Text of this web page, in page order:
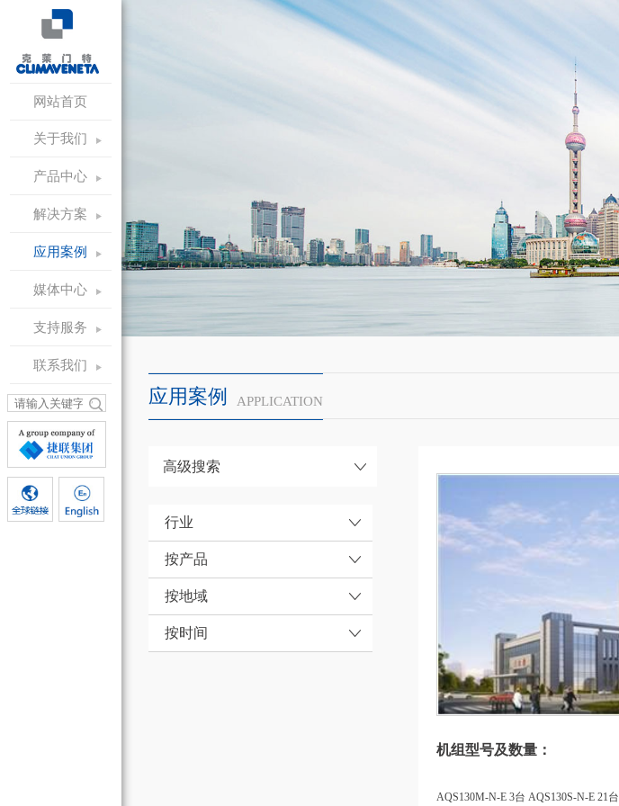
网站首页
关于我们
产品中心
解决方案
应用案例
媒体中心
支持服务
联系我们
应用案例 APPLICATION
高级搜索
行业
按产品
按地域
按时间
机组型号及数量：
AQS130M-N-E 3台 AQS130S-N-E 21台